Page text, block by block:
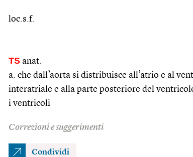
loc.s.f.
TS anat.
a. che dall’aorta si distribuisce all’atrio e al
interatriale e alla parte posteriore del
i ventricoli
Correzioni e suggerimenti
Condividi